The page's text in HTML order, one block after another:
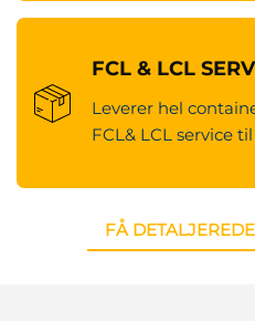
FCL & LCL
Leverer hel
FCL& LCL service
FÅ